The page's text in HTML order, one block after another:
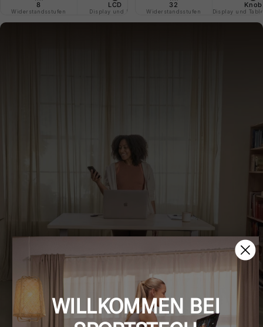
8
Widerstandsstufen
LCD
Display und Knob
Handpulsgriffe
am Lenkrad
32
Widerstandsstufen
Knob
Display und
WILLKOMMEN BEI